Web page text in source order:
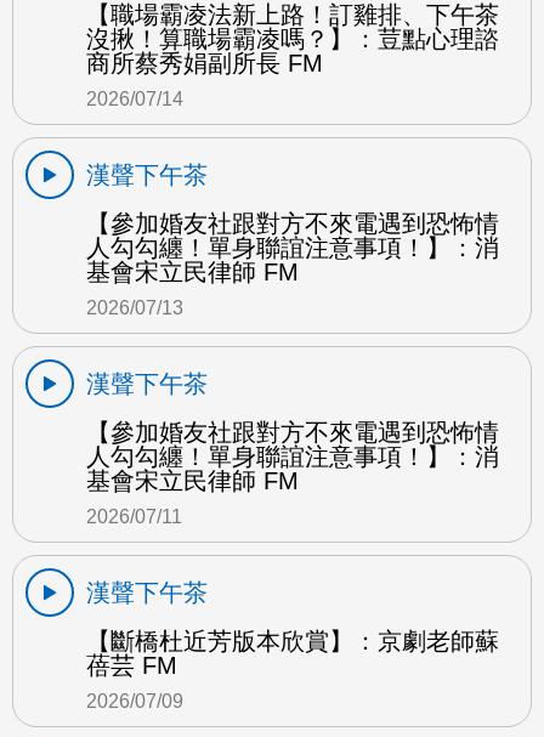
【職場霸凌法新上路！訂雞排、下午茶
沒揪！算職場霸凌嗎？】：荳點心理諮
商所蔡秀娟副所長 FM
2026/07/14
漢聲下午茶
【參加婚友社跟對方不來電遇到恐怖情
人勾勾纏！單身聯誼注意事項！】：消
基會宋立民律師 FM
2026/07/13
漢聲下午茶
【參加婚友社跟對方不來電遇到恐怖情
人勾勾纏！單身聯誼注意事項！】：消
基會宋立民律師 FM
2026/07/11
漢聲下午茶
【斷橋杜近芳版本欣賞】：京劇老師蘇
蓓芸 FM
2026/07/09